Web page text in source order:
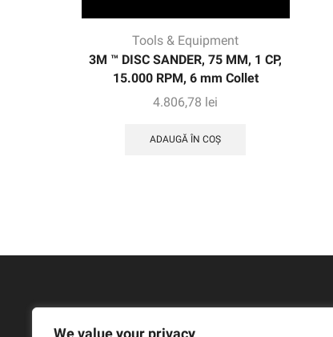
We value your privacy
Tools & Equipment
3M ™ DISC SANDER, 75 MM, 1 CP,
15.000 RPM, 6 mm Collet
4.806,78 lei
ADAUGĂ ÎN COȘ